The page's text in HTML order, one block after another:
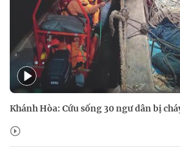
Khánh Hòa: Cứu sống 30 ngư dân bị